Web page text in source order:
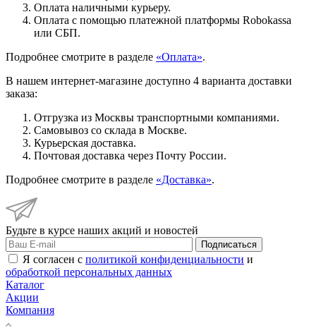
Оплата наличными курьеру.
Оплата с помощью платежной платформы Robokassa
или СБП.
Подробнее смотрите в разделе «Оплата».
В нашем интернет-магазине доступно 4 варианта доставки
заказа:
Отгрузка из Москвы транспортными компаниями.
Самовывоз со склада в Москве.
Курьерская доставка.
Почтовая доставка через Почту России.
Подробнее смотрите в разделе «Доставка».
Будьте в курсе наших акций и новостей
Подписаться
Я согласен с политикой конфиденциальности и
обработкой персональных данных
Каталог
Акции
Компания